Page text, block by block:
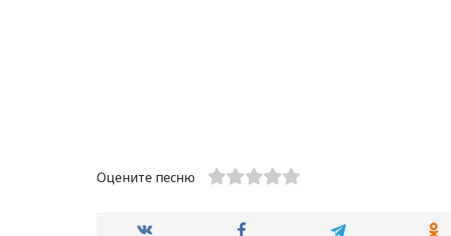
Оцените песню